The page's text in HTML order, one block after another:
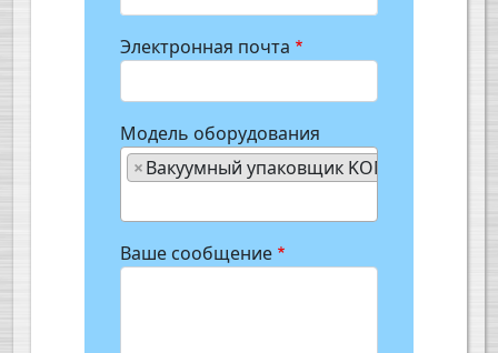
Электронная почта
Модель оборудования
×Вакуумный упаковщик KOMET TOPVAC
Ваше сообщение